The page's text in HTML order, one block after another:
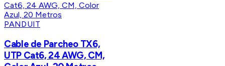
PANDUIT
Cable de Parcheo TX6,
UTP Cat6, 24 AWG, CM,